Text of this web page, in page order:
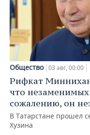
Общество 03 авг, 00:00
Рифкат
что
сожалению, он
В Татарстане прошел
Хузина